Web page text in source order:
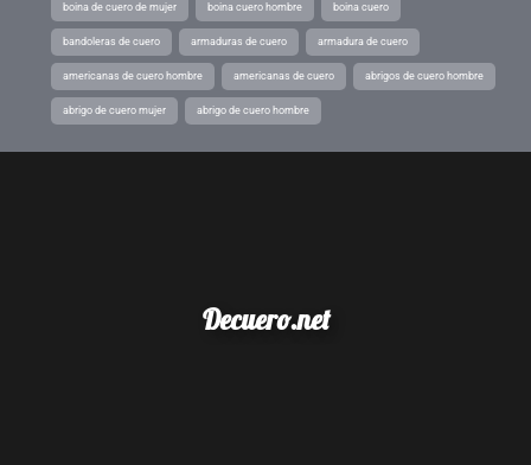
boina de cuero de mujer boina cuero hombre boina cuero
bandoleras de cuero armaduras de cuero armadura de cuero
americanas de cuero hombre americanas de cuero abrigos de cuero hombre
abrigo de cuero mujer abrigo de cuero hombre
Decuero.net